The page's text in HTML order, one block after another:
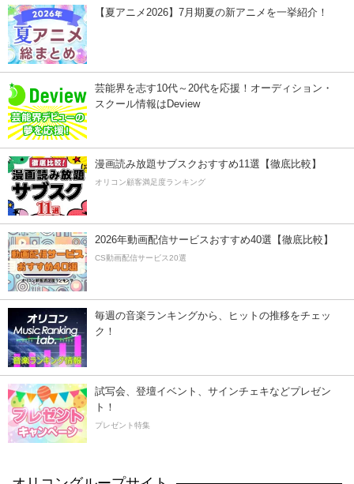
【夏アニメ2026】7月期夏の新アニメを一挙紹介！
芸能界を志す10代～20代を応援！オーディション・
スクール情報はDeview
漫画読み放題サブスクおすすめ11選【徹底比較】
オリコン顧客満足度ランキング
2026年動画配信サービスおすすめ40選【徹底比較】
CS動画配信サービス20選
毎週の音楽ランキングから、ヒットの推移をチェッ
ク！
試写会、登壇イベント、サインチェキなどプレゼン
ト！
プレゼント特集